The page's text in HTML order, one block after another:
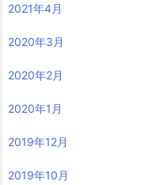
2021年4月
2020年3月
2020年2月
2020年1月
2019年12月
2019年10月